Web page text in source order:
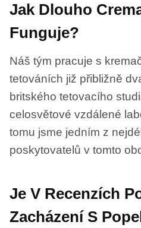
Jak Dlouho
Funguje?
Náš tým pracuje s
tetováních již přibližně
britského tetovacího
celosvětové vzdálené
tomu jsme jedním z
poskytovatelů v tomto
Je V Recenzích
Zacházení S